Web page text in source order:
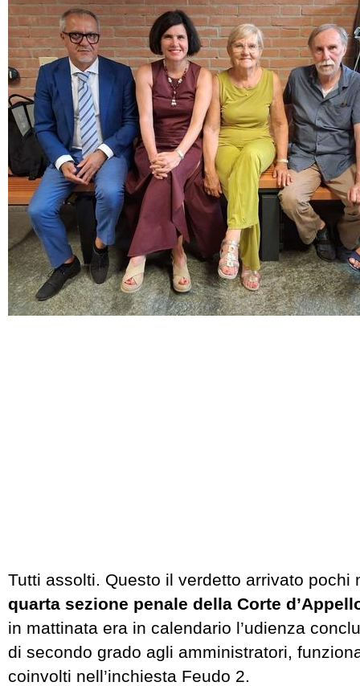
Tutti assolti. Questo il verdetto arrivato pochi
quarta sezione penale della Corte
in mattinata era in calendario l’udienza
di secondo grado agli amministratori,
coinvolti nell’inchiesta Feudo 2.